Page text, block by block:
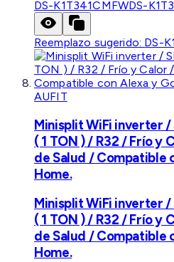
DS-K1T341CMFWDS-
Reemplazo sugerido: DS-
AUFIT
Minisplit WiFi inverter /
( 1 TON ) / R32 / Frío y
de Salud / Compatible
Home.
Minisplit WiFi inverter /
( 1 TON ) / R32 / Frío y
de Salud / Compatible
Home.